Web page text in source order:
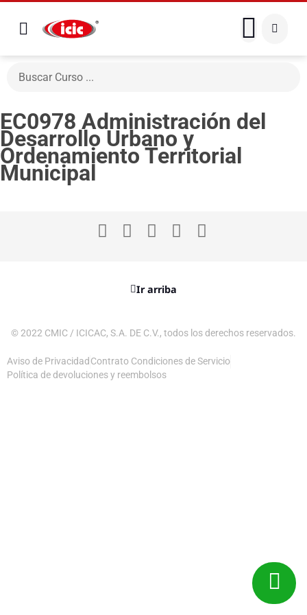
EC0978 Administración del
Desarrollo Urbano y
Ordenamiento Territorial
Municipal
Ir arriba
© 2022 CMIC / ICICAC, S.A. DE C.V., todos los derechos reservados.
Aviso de Privacidad Contrato Condiciones de Servicio
Política de devoluciones y reembolsos